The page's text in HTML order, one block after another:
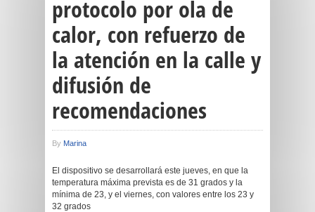
protocolo por ola de
calor, con refuerzo de
la atención en la calle y
difusión de
recomendaciones
By Marina
El dispositivo se desarrollará este jueves, en que la
temperatura máxima prevista es de 31 grados y la
mínima de 23, y el viernes, con valores entre los 23 y
32 grados